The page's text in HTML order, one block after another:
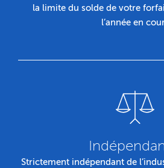
la limite du solde de votre
l’année en
Strictement indépendant de